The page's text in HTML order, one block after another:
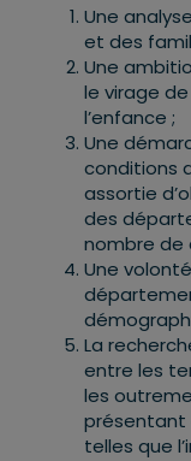
Une
et des
Une
le virage
l’enfance ;
Une
conditions
assortie
des
nombre de
Une
La
entre les
les
présentant
telles que